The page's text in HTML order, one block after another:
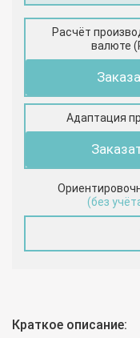
Расчёт
валюте
Адаптация
(без
Краткое описание: